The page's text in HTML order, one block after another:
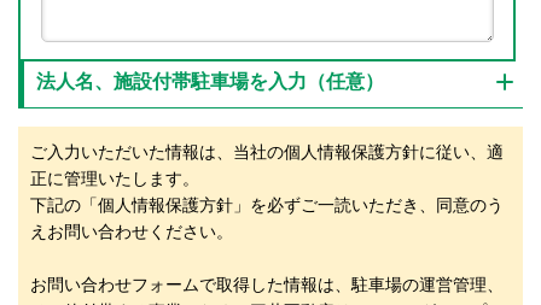
法人名、施設付帯駐車場を入力（任意）
ご入力いただいた情報は、当社の個人情報保護方針に従い、適
正に管理いたします。
下記の「個人情報保護方針」を必ずご一読いただき、同意のう
えお問い合わせください。
お問い合わせフォームで取得した情報は、駐車場の運営管理、